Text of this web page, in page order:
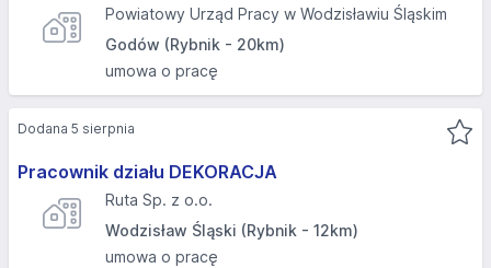
Powiatowy Urząd Pracy w Wodzisławiu Śląskim
Godów (Rybnik - 20km)
umowa o pracę
Pracownik działu DEKORACJA
Ruta Sp. z o.o.
Wodzisław Śląski (Rybnik - 12km)
umowa o pracę
Dodana 5 sierpnia